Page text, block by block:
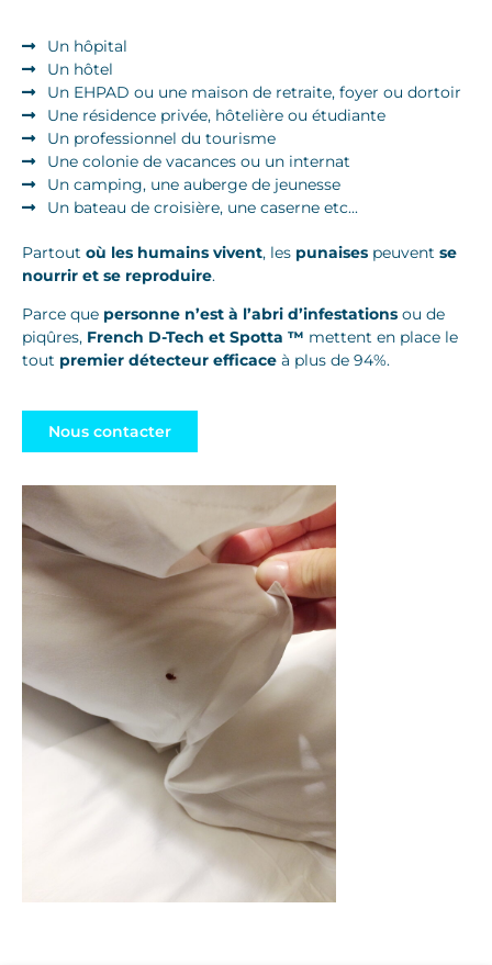
Un hôpital
Un hôtel
Un EHPAD ou une maison de retraite, foyer ou dortoir
Une résidence privée, hôtelière ou étudiante
Un professionnel du tourisme
Une colonie de vacances ou un internat
Un camping, une auberge de jeunesse
Un bateau de croisière, une caserne etc...
Partout où les humains vivent, les punaises peuvent se
nourrir et se reproduire.
Parce que personne n’est à l’abri d’infestations ou de
piqûres, French D-Tech et Spotta ™ mettent en place le
tout premier détecteur efficace à plus de 94%.
Nous contacter